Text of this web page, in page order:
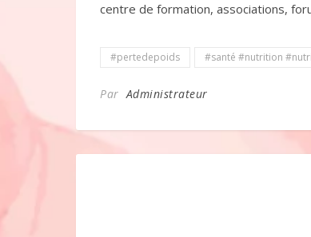
centre de formation, associations,
#pertedepoids #santé #nutrition
ParAdministrateur